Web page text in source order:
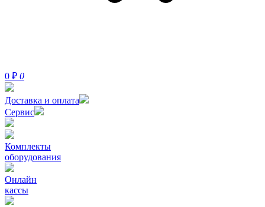
0 ₽ 0
Доставка и оплата
Сервис
Комплекты
оборудования
Онлайн
кассы